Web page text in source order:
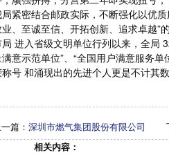
紧密结合邮政实际，不断强化以优
、至诚至信、开拓创新、追求卓越”
进入省级文明单位行列以来，全局
意示范单位”、“全国用户满意服务
号 和涌现出的先进个人更是不计其
篇： 深圳市燃气集团股份有限公司
相关内容：